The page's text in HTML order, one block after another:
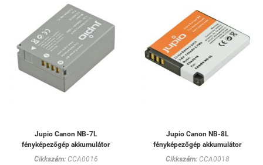
Jupio Canon NB-7L
fényképezőgép akkumulátor
Cikkszám:CCA0016
Jupio Canon NB-8L
fényképezőgép akkumulátor
Cikkszám:CCA0018